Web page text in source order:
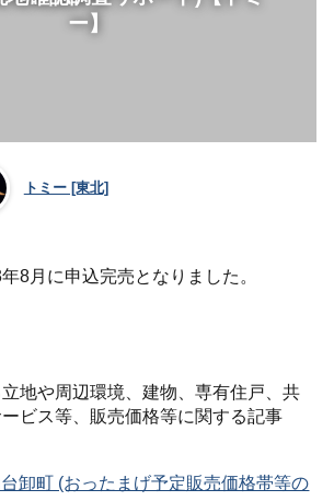
ー】
トミー [東北]
8月に申込完売となりました。
地や周辺環境、建物、専有住戸、共
ビス等、販売価格等に関する記事
卸町 (おったまげ予定販売価格帯等の